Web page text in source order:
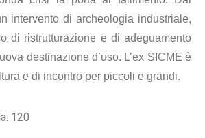
intervento di archeologia industriale,
di ristrutturazione e di adeguamento
destinazione d’uso. L’ex SICME è
e di incontro per piccoli e grandi.
120